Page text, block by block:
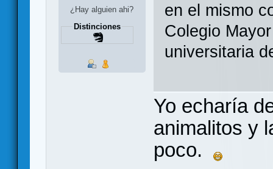
¿Hay alguien ahi?
Distinciones
en el mismo
Colegio
universitaria
Yo echaría
animalitos y
poco.